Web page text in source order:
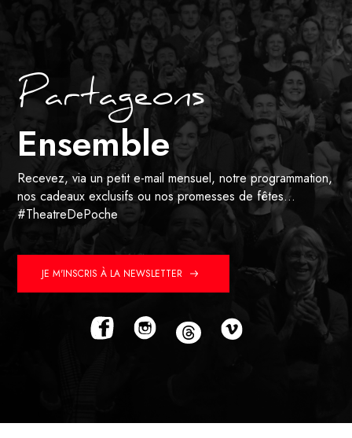
Partageons
Ensemble
Recevez, via un petit e-mail mensuel, notre programmation,
nos cadeaux exclusifs ou nos promesses de fêtes…
#TheatreDePoche
JE M'INSCRIS À LA NEWSLETTER